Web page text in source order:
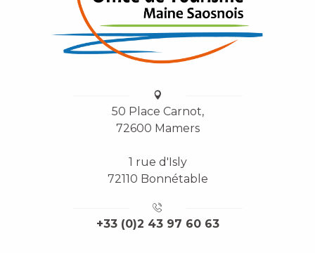
50 Place Carnot,
72600 Mamers
1 rue d'Isly
72110 Bonnétable
+33 (0)2 43 97 60 63